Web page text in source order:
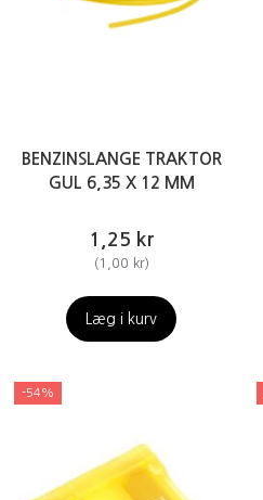
BENZINSLANGE TRAKTOR
GUL 6,35 X 12 MM
1,25 kr
(1,00 kr)
Læg i kurv
-54%